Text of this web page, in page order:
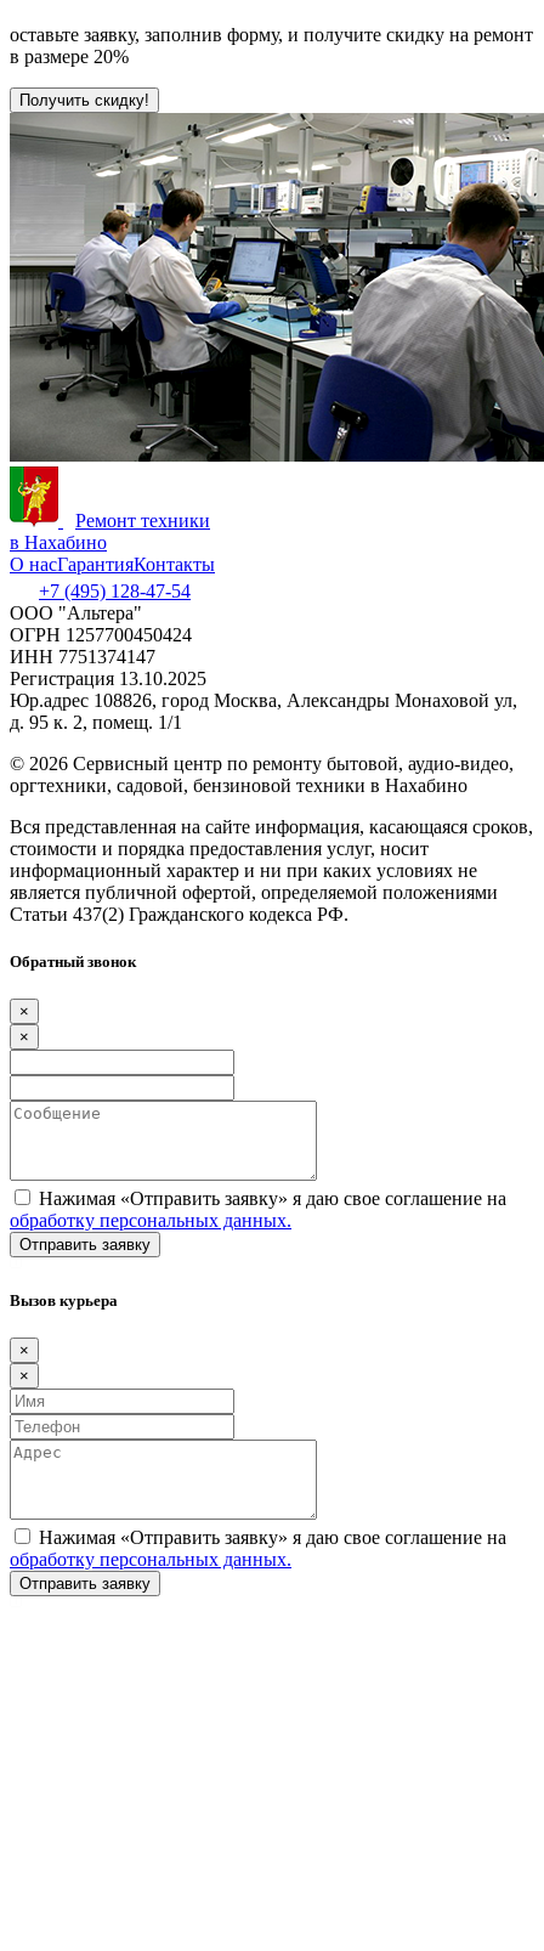
оставьте заявку, заполнив форму, и получите скидку на ремонт
в размере 20%
Получить скидку!
Ремонт техники
в Нахабино
О насГарантияКонтакты
+7 (495) 128-47-54
ООО "Альтера"
ОГРН 1257700450424
ИНН 7751374147
Регистрация 13.10.2025
Юр.адрес 108826, город Москва, Александры Монаховой ул,
д. 95 к. 2, помещ. 1/1
© 2026 Сервисный центр по ремонту бытовой, аудио-видео,
оргтехники, садовой, бензиновой техники в Нахабино
Вся представленная на сайте информация, касающаяся сроков,
стоимости и порядка предоставления услуг, носит
информационный характер и ни при каких условиях не
является публичной офертой, определяемой положениями
Статьи 437(2) Гражданского кодекса РФ.
Обратный звонок
×
×
Нажимая «Отправить заявку» я даю свое соглашение на
обработку персональных данных.
Вызов курьера
×
×
Нажимая «Отправить заявку» я даю свое соглашение на
обработку персональных данных.